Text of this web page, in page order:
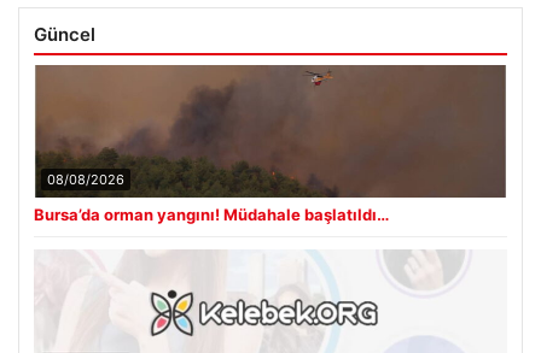
Güncel
08/08/2026
Bursa’da orman yangını! Müdahale başlatıldı…